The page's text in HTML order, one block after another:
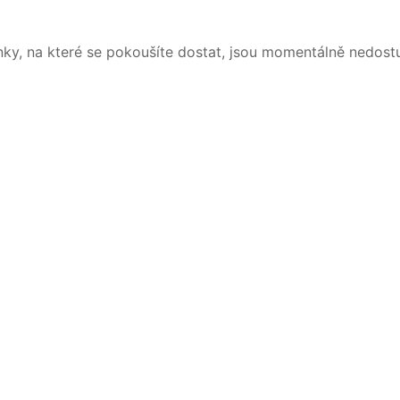
na které se pokoušíte dostat, jsou momentálně